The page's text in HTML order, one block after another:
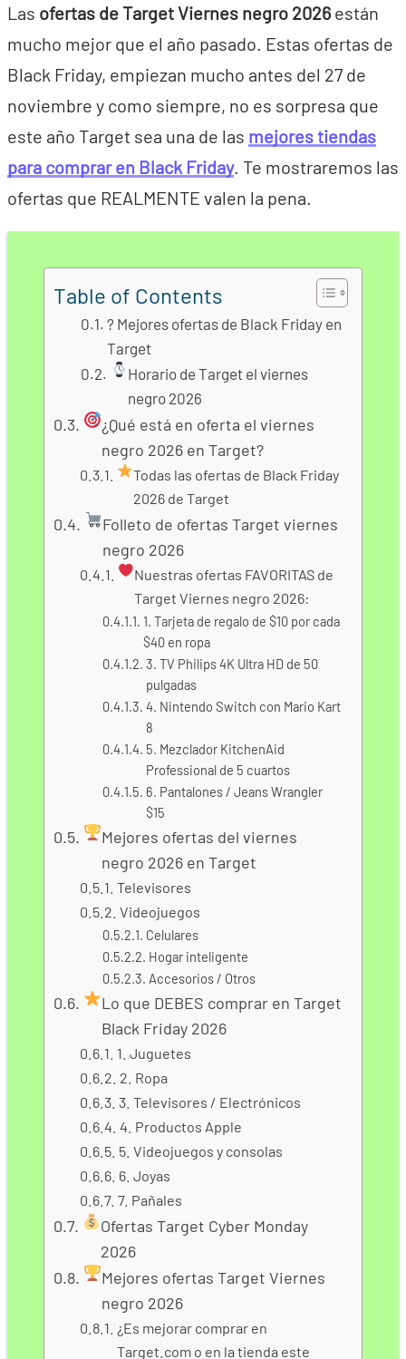
Las ofertas de Target Viernes negro 2026 están
mucho mejor que el año pasado. Estas ofertas de
Black Friday, empiezan mucho antes del 27 de
noviembre y como siempre, no es sorpresa que
este año Target sea una de las mejores tiendas
para comprar en Black Friday. Te mostraremos las
ofertas que REALMENTE valen la pena.
Table of Contents
? Mejores ofertas de Black Friday en
Target
Horario de Target el viernes
negro 2026
¿Qué está en oferta el viernes
negro 2026 en Target?
Todas las ofertas de Black Friday
2026 de Target
Folleto de ofertas Target viernes
negro 2026
Nuestras ofertas FAVORITAS de
Target Viernes negro 2026:
1. Tarjeta de regalo de $10 por cada
$40 en ropa
3. TV Philips 4K Ultra HD de 50
pulgadas
4. Nintendo Switch con Mario Kart
8
5. Mezclador KitchenAid
Professional de 5 cuartos
6. Pantalones / Jeans Wrangler
$15
Mejores ofertas del viernes
negro 2026 en Target
Televisores
Videojuegos
Celulares
Hogar inteligente
Accesorios / Otros
Lo que DEBES comprar en Target
Black Friday 2026
1. Juguetes
2. Ropa
3. Televisores / Electrónicos
4. Productos Apple
5. Videojuegos y consolas
6. Joyas
7. Pañales
Ofertas Target Cyber Monday
2026
Mejores ofertas Target Viernes
negro 2026
¿Es mejorar comprar en
Target.com o en la tienda este